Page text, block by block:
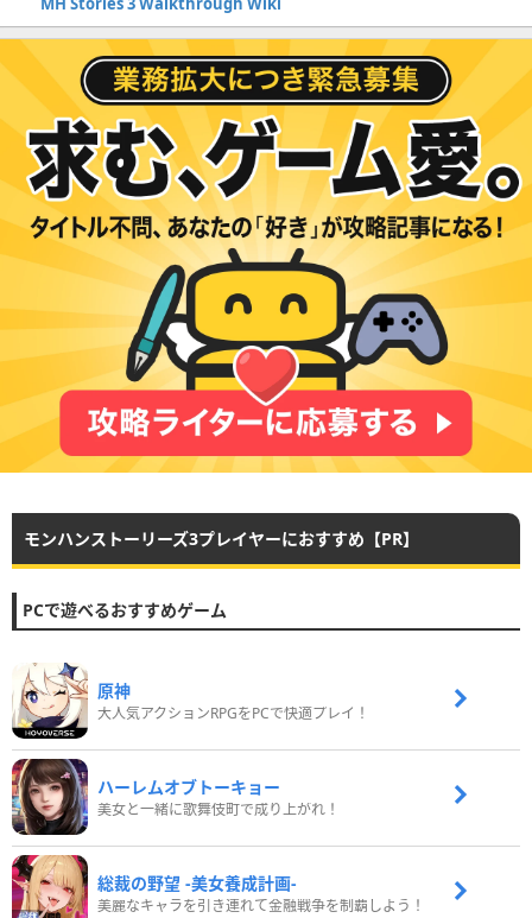
モンハンストーリーズ3プレイヤーにおすすめ【PR】
PCで遊べるおすすめゲーム
原神
大人気アクションRPGをPCで快適プレイ！
ハーレムオブトーキョー
美女と一緒に歌舞伎町で成り上がれ！
総裁の野望 -美女養成計画-
美麗なキャラを引き連れて金融戦争を制覇しよう！